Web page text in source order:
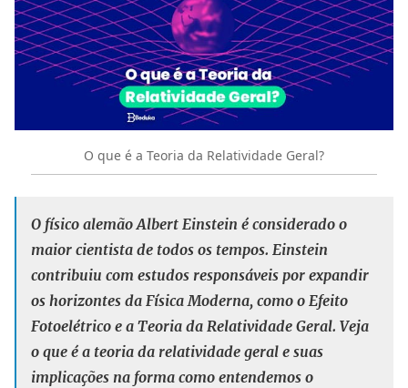
O que é a Teoria da Relatividade Geral?
O físico alemão Albert Einstein é considerado o
maior cientista de todos os tempos. Einstein
contribuiu com estudos responsáveis por expandir
os horizontes da Física Moderna, como o Efeito
Fotoelétrico e a Teoria da Relatividade Geral. Veja
o que é a teoria da relatividade geral e suas
implicações na forma como entendemos o